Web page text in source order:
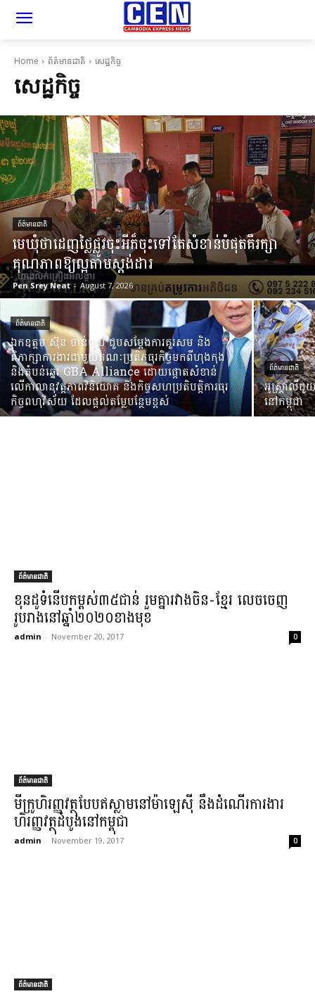
Home ព័ត៌មានជាតិ សេដ្ឋកិច្ច
សេដ្ឋកិច្ច
ព័ត៌មានជាតិ
មេឃុំថាដេញថ្លៃផ្លូវចុះអីក៏ចុះទៅតែសំខាន់បំផុតគឺរក្សា
គុណភាពឱ្យល្អតាមស្តង់ដារ
Pen Srey Neat - August 7, 2026
ព័ត៌មានជាតិ
ឯកឧត្តម ស៊ុន ចាន់ថុល ជួបសម្តែងការគួរសម និង
ពិភាក្សាការងារជាមួយគណៈប្រតិភូធុរកិច្ចមកពីហុងកុង
និងតំបន់ឆ្នេរ GBA Alliance ដោយផ្តោតសំខាន់
លើកាលានុវត្តភាពវិនិយោគ និងកិច្ចសហប្រតិបត្តិការធុរ
កិច្ចពហុវិស័យ ដែលផ្តល់តម្លែបន្ថែមខ្ពស់
ព័ត៌មានជាតិ
អូស្ត្រាលីជួយ
នៅកម្ពុជា
ព័ត៌មានជាតិ
ខុន​ដូ​ទំនើប​កម្ពស់​៣៥​ជាន់ រួម​គ្នា​រវាង​ចិន​-​ខ្មែរ លេច​ចេញ​
រូបរាង​នៅ​ឆ្នាំ​២០២០​ខាងមុខ​
admin - November 20, 2017 0
ព័ត៌មានជាតិ
មីក្រូហិរញ្ញវត្ថុ​បែប​ឥស្លាម​នៅ​ម៉ាឡេស៊ី នឹង​ដំណើរ​ការងារ​
ហិរញ្ញវត្ថុ​ដំបូង​នៅ​កម្ពុជា
admin - November 19, 2017 0
ព័ត៌មានជាតិ